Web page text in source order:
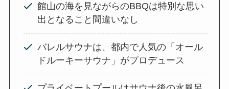
館山の海を見ながらのBBQは特別な思い
出となること間違いなし
バレルサウナは、都内で人気の「オール
ドルーキーサウナ」がプロデュース